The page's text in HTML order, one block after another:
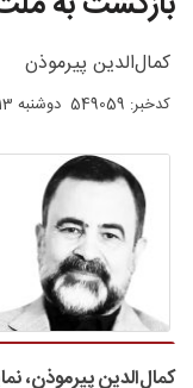
کمال‌الدین پیرموذن
کدخبر: 549059 دوشنبه 13 مرداد 1404
کمال‌الدین پیرموذن،